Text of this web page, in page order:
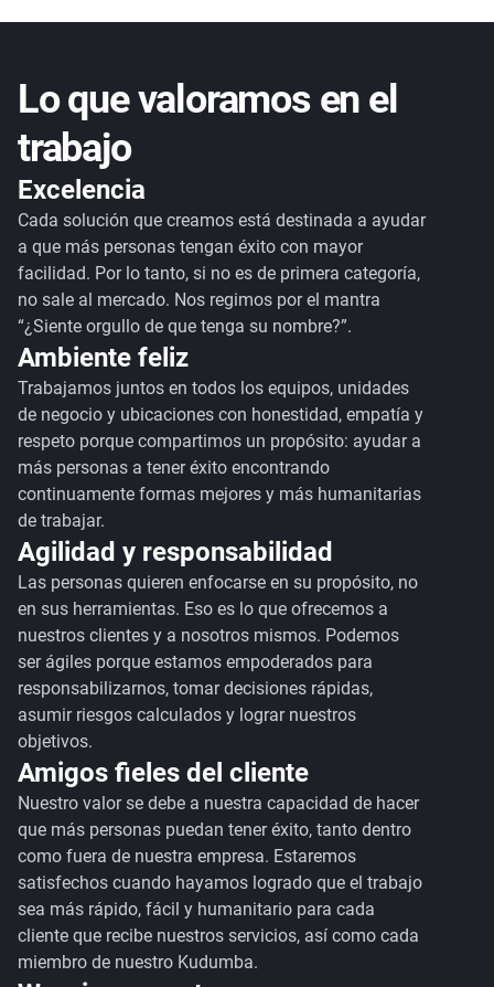
Lo que valoramos en el
trabajo
Excelencia
Cada solución que creamos está destinada a ayudar
a que más personas tengan éxito con mayor
facilidad. Por lo tanto, si no es de primera categoría,
no sale al mercado. Nos regimos por el mantra
“¿Siente orgullo de que tenga su nombre?”.
Ambiente feliz
Trabajamos juntos en todos los equipos, unidades
de negocio y ubicaciones con honestidad, empatía y
respeto porque compartimos un propósito: ayudar a
más personas a tener éxito encontrando
continuamente formas mejores y más humanitarias
de trabajar.
Agilidad y responsabilidad
Las personas quieren enfocarse en su propósito, no
en sus herramientas. Eso es lo que ofrecemos a
nuestros clientes y a nosotros mismos. Podemos
ser ágiles porque estamos empoderados para
responsabilizarnos, tomar decisiones rápidas,
asumir riesgos calculados y lograr nuestros
objetivos.
Amigos fieles del cliente
Nuestro valor se debe a nuestra capacidad de hacer
que más personas puedan tener éxito, tanto dentro
como fuera de nuestra empresa. Estaremos
satisfechos cuando hayamos logrado que el trabajo
sea más rápido, fácil y humanitario para cada
cliente que recibe nuestros servicios, así como cada
miembro de nuestro Kudumba.